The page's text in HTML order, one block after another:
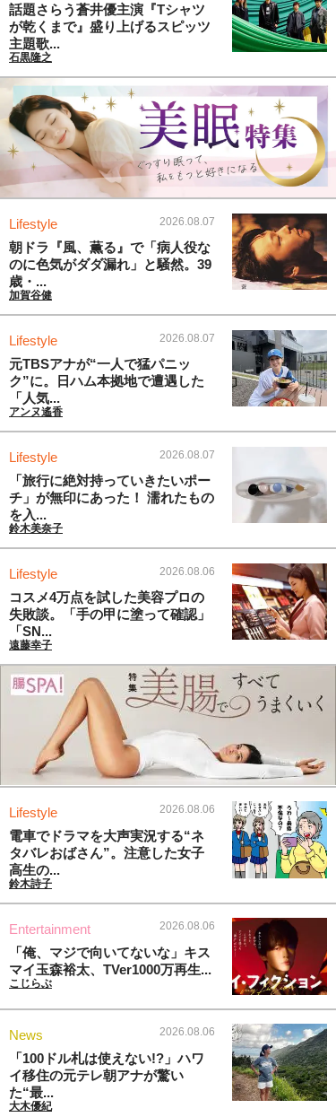
話題さらう蒼井優主演『Tシャツ
が乾くまで』盛り上げるスピッツ
主題歌...
石黒隆之
Lifestyle 2026.08.07
朝ドラ『風、薫る』で「病人役な
のに色気がダダ漏れ」と騒然。39
歳・...
加賀谷健
Lifestyle 2026.08.07
元TBSアナが“一人で猛パニッ
ク”に。日ハム本拠地で遭遇した
「人気...
アンヌ遙香
Lifestyle 2026.08.07
「旅行に絶対持っていきたいポー
チ」が無印にあった！ 濡れたもの
を入...
鈴木美奈子
Lifestyle 2026.08.06
コスメ4万点を試した美容プロの
失敗談。「手の甲に塗って確認」
「SN...
遠藤幸子
Lifestyle 2026.08.06
電車でドラマを大声実況する“ネ
タバレおばさん”。注意した女子
高生の...
鈴木詩子
Entertainment 2026.08.06
「俺、マジで向いてないな」キス
マイ玉森裕太、TVer1000万再生...
こじらぶ
News 2026.08.06
「100ドル札は使えない!?」ハワ
イ移住の元テレ朝アナが驚い
た“最...
大木優紀